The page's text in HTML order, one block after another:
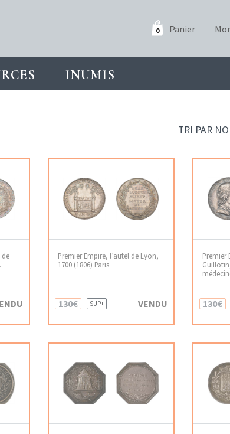
0 Panier
INUMIS
Premier Empire, l’autel de Lyon,
1700 (1806) Paris
130€ SUP+ VENDU
Premier
130€